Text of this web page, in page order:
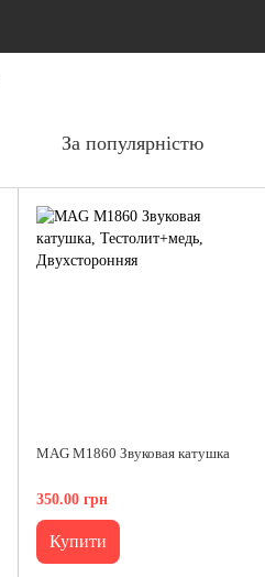
За популярністю
MAG M1860 Звуковая катушка
350.00 грн
Купити